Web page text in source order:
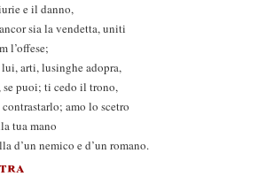
e il danno,
sia la vendetta, uniti
l’offese;
arti, lusinghe adopra,
se puoi; ti cedo il trono,
amo lo scetro
tua mano
d’un nemico e d’un romano.